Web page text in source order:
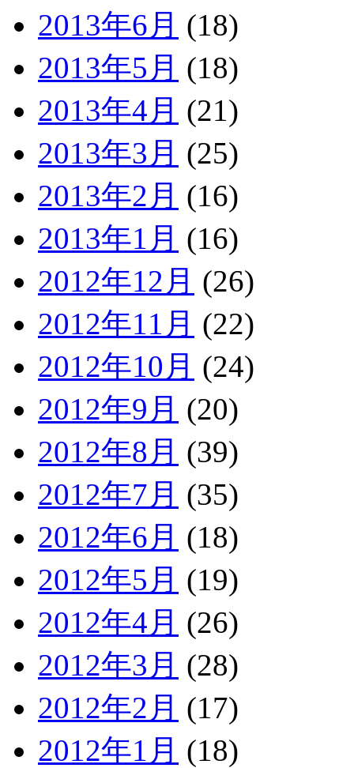
2013年6月 (18)
2013年5月 (18)
2013年4月 (21)
2013年3月 (25)
2013年2月 (16)
2013年1月 (16)
2012年12月 (26)
2012年11月 (22)
2012年10月 (24)
2012年9月 (20)
2012年8月 (39)
2012年7月 (35)
2012年6月 (18)
2012年5月 (19)
2012年4月 (26)
2012年3月 (28)
2012年2月 (17)
2012年1月 (18)